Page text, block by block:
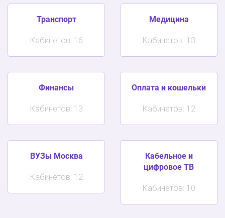
Транспорт
Кабинетов: 16
Медицина
Кабинетов: 13
Финансы
Кабинетов: 13
Оплата и кошельки
Кабинетов: 12
ВУЗы Москва
Кабинетов: 12
Кабельное и
цифровое ТВ
Кабинетов: 10